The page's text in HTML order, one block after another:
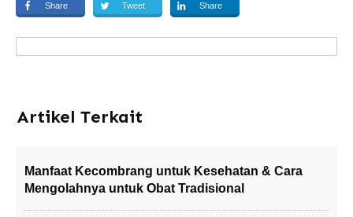
Share Tweet Share
Artikel Terkait
Manfaat Kecombrang untuk Kesehatan & Cara
Mengolahnya untuk Obat Tradisional